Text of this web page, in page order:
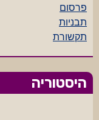
פרסום
תבניות
תקשורת
היסטוריה